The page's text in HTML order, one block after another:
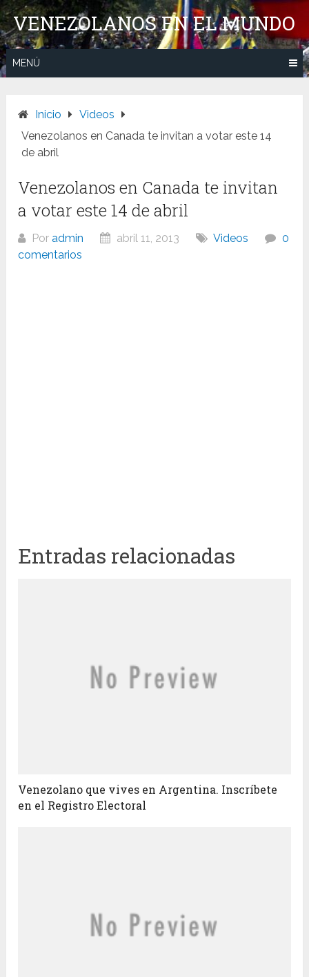
Saltar
al
contenido
VENEZOLANOS EN EL MUNDO
MENÚ
Inicio
Videos
Venezolanos en Canada te invitan a votar este 14
de abril
Venezolanos en Canada te invitan
a votar este 14 de abril
Poradmin abril 11, 2013 Videos
0
comentarios
Entradas relacionadas
Venezolano que vives en Argentina. Inscríbete
en el Registro Electoral